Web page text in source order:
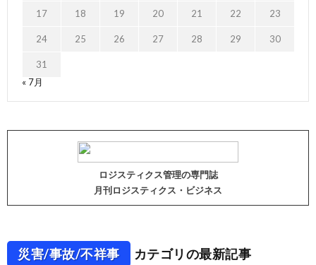
17 18 19 20 21 22 23
24 25 26 27 28 29 30
31
« 7月
ロジスティクス管理の専門誌
月刊ロジスティクス・ビジネス
災害/事故/不祥事 カテゴリの最新記事